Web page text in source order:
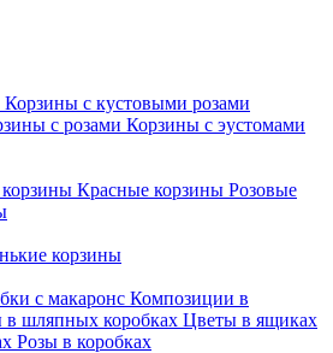
Корзины с кустовыми розами
с розами Корзины с эустомами
Красные корзины Розовые
корзины
с макаронс Композиции в
в шляпных коробках Цветы в ящиках
Розы в коробках